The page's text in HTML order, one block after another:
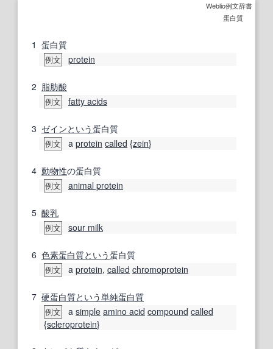
Weblio例文辞書
蛋白質
1 蛋白質
例文 protein
2 脂肪酸
例文 fatty acids
3 ゼインという蛋白質
例文 a protein called {zein}
4 動物性の蛋白質
例文 animal protein
5 酸乳
例文 sour milk
6 色素蛋白質という蛋白質
例文 a protein, called chromoprotein
7 硬蛋白質という単純蛋白質
例文 a simple amino acid compound called
{scleroprotein}